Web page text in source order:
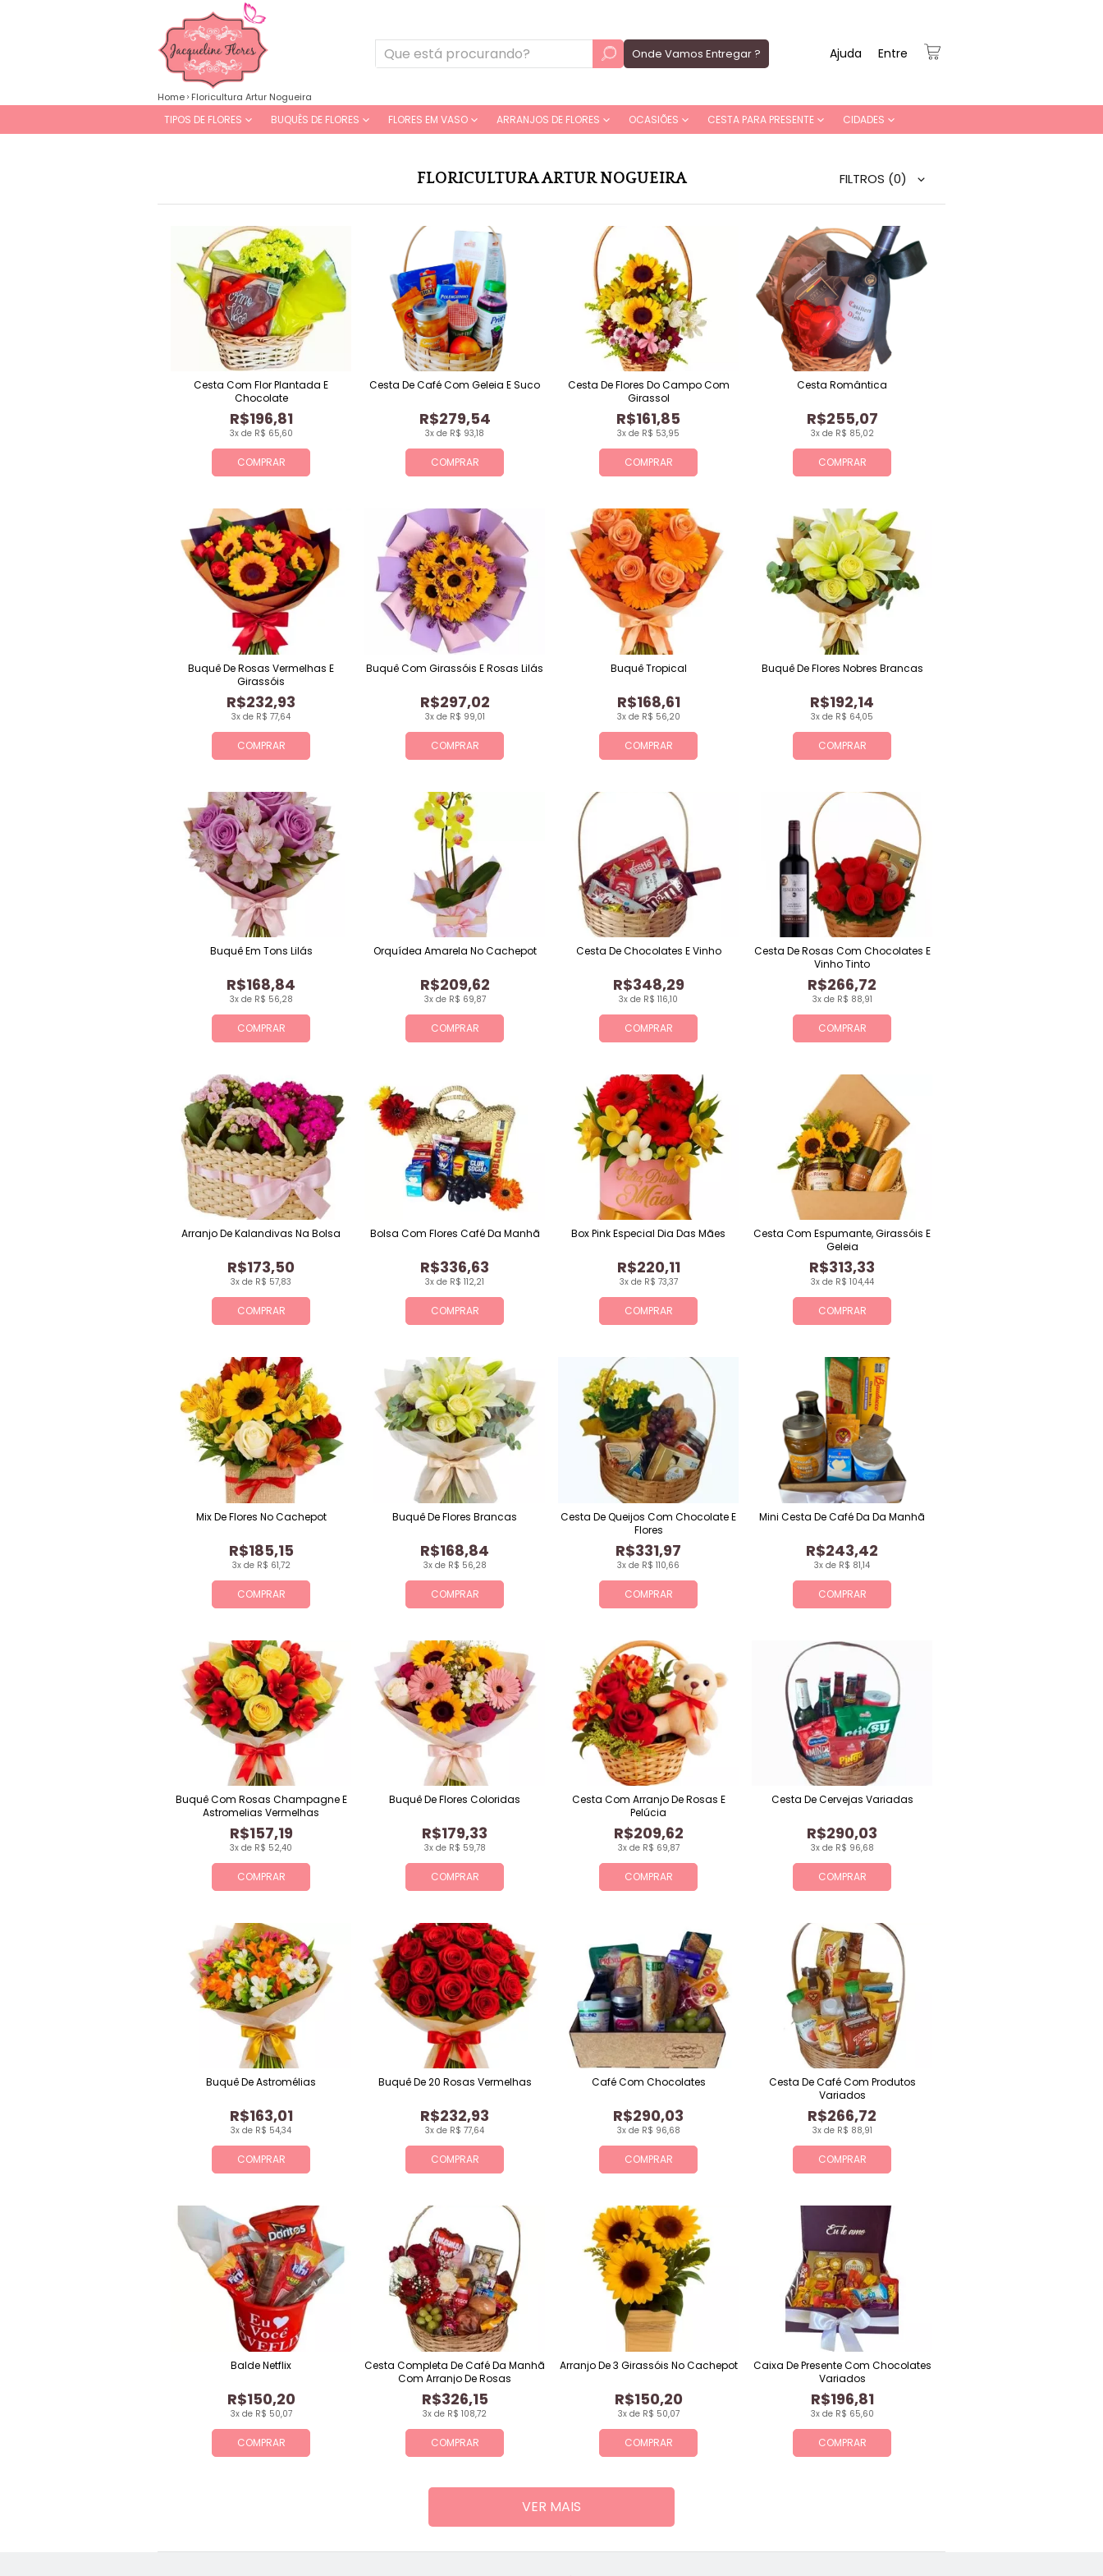
Onde Vamos Entregar ? Entre
Ajuda
TIPOS DE FLORES BUQUÊS DE FLORES FLORES EM VASO ARRANJOS DE FLORES OCASIÕES CESTA PARA PRESENTE CIDADES
Home Floricultura Artur Nogueira
FLORICULTURA ARTUR NOGUEIRA FILTROS (0)
COMPRAR
3x de R$ 65,60
R$196,81
Cesta Com Flor Plantada E
Chocolate
COMPRAR
3x de R$ 93,18
R$279,54
Cesta De Café Com Geleia E Suco
COMPRAR
3x de R$ 53,95
R$161,85
Cesta De Flores Do Campo Com
Girassol
COMPRAR
3x de R$ 85,02
R$255,07
Cesta Romântica
COMPRAR
3x de R$ 77,64
R$232,93
Buquê De Rosas Vermelhas E
Girassóis
COMPRAR
3x de R$ 99,01
R$297,02
Buquê Com Girassóis E Rosas Lilás
COMPRAR
3x de R$ 56,20
R$168,61
Buquê Tropical
COMPRAR
3x de R$ 64,05
R$192,14
Buquê De Flores Nobres Brancas
COMPRAR
3x de R$ 56,28
R$168,84
Buquê Em Tons Lilás
COMPRAR
3x de R$ 69,87
R$209,62
Orquídea Amarela No Cachepot
COMPRAR
3x de R$ 116,10
R$348,29
Cesta De Chocolates E Vinho
COMPRAR
3x de R$ 88,91
R$266,72
Cesta De Rosas Com Chocolates E
Vinho Tinto
COMPRAR
3x de R$ 57,83
R$173,50
Arranjo De Kalandivas Na Bolsa
COMPRAR
3x de R$ 112,21
R$336,63
Bolsa Com Flores Café Da Manhã
COMPRAR
3x de R$ 73,37
R$220,11
Box Pink Especial Dia Das Mães
COMPRAR
3x de R$ 104,44
R$313,33
Cesta Com Espumante, Girassóis E
Geleia
COMPRAR
3x de R$ 61,72
R$185,15
Mix De Flores No Cachepot
COMPRAR
3x de R$ 56,28
R$168,84
Buquê De Flores Brancas
COMPRAR
3x de R$ 110,66
R$331,97
Cesta De Queijos Com Chocolate E
Flores
COMPRAR
3x de R$ 81,14
R$243,42
Mini Cesta De Café Da Da Manhã
COMPRAR
3x de R$ 52,40
R$157,19
Buquê Com Rosas Champagne E
Astromelias Vermelhas
COMPRAR
3x de R$ 59,78
R$179,33
Buquê De Flores Coloridas
COMPRAR
3x de R$ 69,87
R$209,62
Cesta Com Arranjo De Rosas E
Pelúcia
COMPRAR
3x de R$ 96,68
R$290,03
Cesta De Cervejas Variadas
COMPRAR
3x de R$ 54,34
R$163,01
Buquê De Astromélias
COMPRAR
3x de R$ 77,64
R$232,93
Buquê De 20 Rosas Vermelhas
COMPRAR
3x de R$ 96,68
R$290,03
Café Com Chocolates
COMPRAR
3x de R$ 88,91
R$266,72
Cesta De Café Com Produtos
Variados
COMPRAR
3x de R$ 50,07
R$150,20
Balde Netflix
COMPRAR
3x de R$ 108,72
R$326,15
Cesta Completa De Café Da Manhã
Com Arranjo De Rosas
COMPRAR
3x de R$ 50,07
R$150,20
Arranjo De 3 Girassóis No Cachepot
COMPRAR
3x de R$ 65,60
R$196,81
Caixa De Presente Com Chocolates
Variados
VER MAIS